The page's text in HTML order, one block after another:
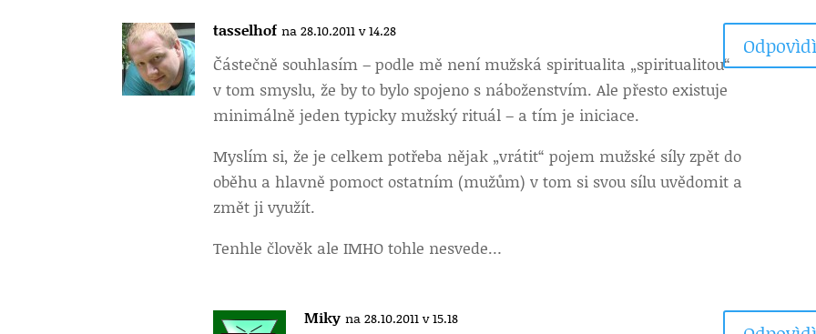
tasselhof na 28.10.2011 v 14.28
Částečně souhlasím – podle mě není mužská spiritualita „spiritualitou“
v tom smyslu, že by to bylo spojeno s náboženstvím. Ale přesto existuje
minimálně jeden typicky mužský rituál – a tím je iniciace.
Myslím si, že je celkem potřeba nějak „vrátit“ pojem mužské síly zpět do
oběhu a hlavně pomoct ostatním (mužům) v tom si svou sílu uvědomit a
změt ji využít.
Tenhle člověk ale IMHO tohle nesvede…
Miky na 28.10.2011 v 15.18